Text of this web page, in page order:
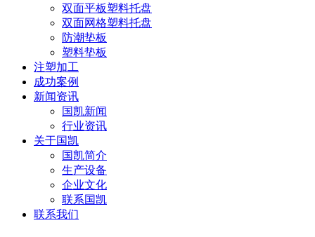
双面平板塑料托盘
双面网格塑料托盘
防潮垫板
塑料垫板
注塑加工
成功案例
新闻资讯
国凯新闻
行业资讯
关于国凯
国凯简介
生产设备
企业文化
联系国凯
联系我们